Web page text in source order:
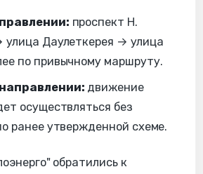
проспект Н.
улица Даулеткерея → улица
по привычному маршруту.
движение
осуществляться без
ранее утвержденной схеме.
обратились к